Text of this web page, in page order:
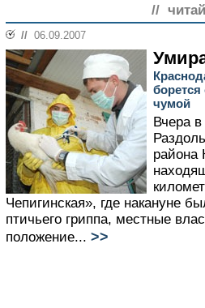
//
// 06.09.2007
чумой
Вчера в
района
Чепигинская», где накануне
птичьего гриппа, местные
положение... >>